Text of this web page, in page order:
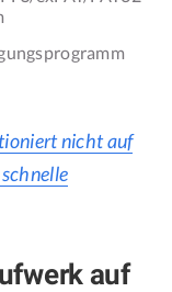
nicht auf
auf